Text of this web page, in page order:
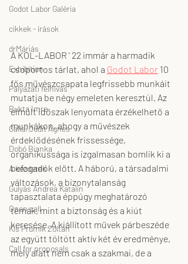
Godot Labor Galéria
cikkek - írások
drMáriás
Exhibition
Pályázati felhívás
Bukta Imre
Gallai Judit Ágnes
Dobó Bianka
A kezdetek
Gulyás Andrea Katalin
Open call
Kis Prumik Zoltán
Call for proposals
A KOL-LABOR ' 22 immár a harmadik
csoportos tárlat, ahol a Godot Labor 10
fős művészcsapata legfrissebb munkáit
mutatja be négy emeleten keresztül. Az
elmúlt időszak lenyomata érzékelhető a
munkákon, ahogy a művészek
érdeklődésének frissessége,
organikussága is izgalmasan bomlik ki a
befogadók előtt. A háború, a társadalmi
változások, a bizonytalanság
tapasztalata éppúgy meghatározó
témák, mint a biztonság és a kiút
keresése. A kiállított művek párbeszéde
az együtt töltött aktív két év eredménye,
mely alatt nem csak a szakmai, de a